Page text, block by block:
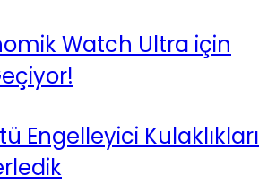
Watch Ultra için
Engelleyici Kulaklıkları